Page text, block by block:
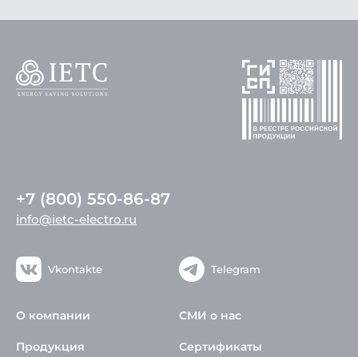
+7 (800) 550-86-87
info@ietc-electro.ru
Vkontakte Telegram
О компании
Продукция
СМИ о нас
Сертификаты